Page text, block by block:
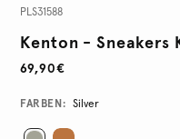
PLS31588
Kenton - Sneakers
69,90€
Variations
FARBEN: Silver